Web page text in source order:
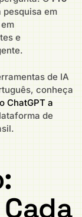
em
e
de IA
conheça
ChatGPT a
de